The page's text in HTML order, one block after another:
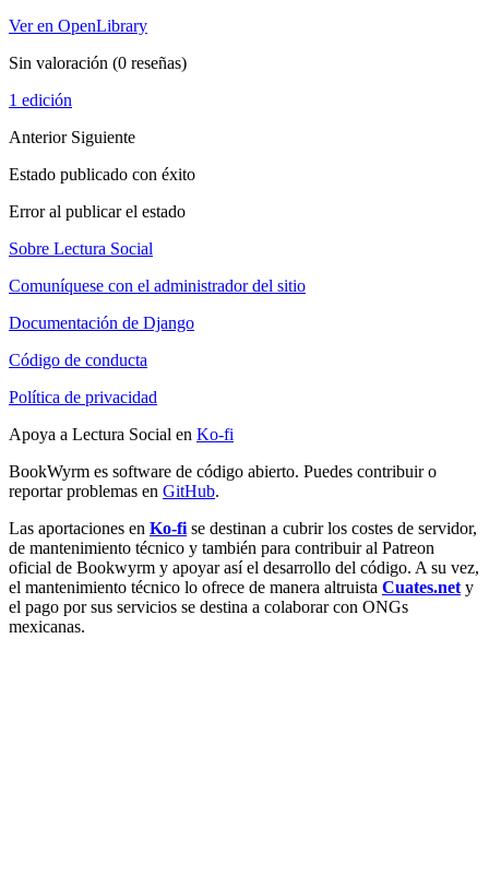
Ver en OpenLibrary
Sin valoración (0 reseñas)
1 edición
Anterior Siguiente
Estado publicado con éxito
Error al publicar el estado
Sobre Lectura Social
Comuníquese con el administrador del sitio
Documentación de Django
Código de conducta
Política de privacidad
Apoya a Lectura Social en Ko-fi
BookWyrm es software de código abierto. Puedes contribuir o
reportar problemas en GitHub.
Las aportaciones en Ko-fi se destinan a cubrir los costes de servidor,
de mantenimiento técnico y también para contribuir al Patreon
oficial de Bookwyrm y apoyar así el desarrollo del código. A su vez,
el mantenimiento técnico lo ofrece de manera altruista Cuates.net y
el pago por sus servicios se destina a colaborar con ONGs
mexicanas.